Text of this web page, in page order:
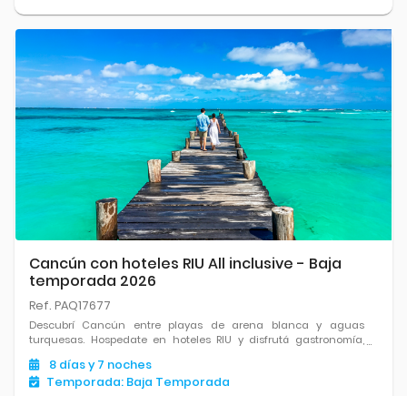
Cancún con hoteles RIU All inclusive - Baja
temporada 2026
Ref. PAQ17677
Descubrí Cancún entre playas de arena blanca y aguas
turquesas. Hospedate en hoteles RIU y disfrutá gastronomía,
entretenimiento y la cercanía a sitios arqueológicos mayas.
8 díasy 7 noches
Temporada: Baja Temporada